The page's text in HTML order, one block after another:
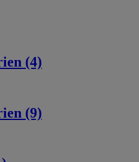
(4)
(9)